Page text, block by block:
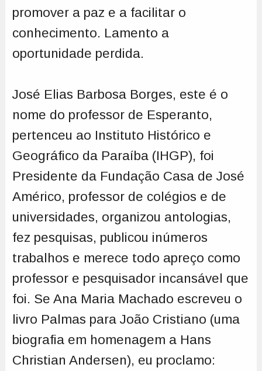
promover a paz e a facilitar o
conhecimento. Lamento a
oportunidade perdida.
José Elias Barbosa Borges, este é o
nome do professor de Esperanto,
pertenceu ao Instituto Histórico e
Geográfico da Paraíba (IHGP), foi
Presidente da Fundação Casa de José
Américo, professor de colégios e de
universidades, organizou antologias,
fez pesquisas, publicou inúmeros
trabalhos e merece todo apreço como
professor e pesquisador incansável que
foi. Se Ana Maria Machado escreveu o
livro Palmas para João Cristiano (uma
biografia em homenagem a Hans
Christian Andersen), eu proclamo: